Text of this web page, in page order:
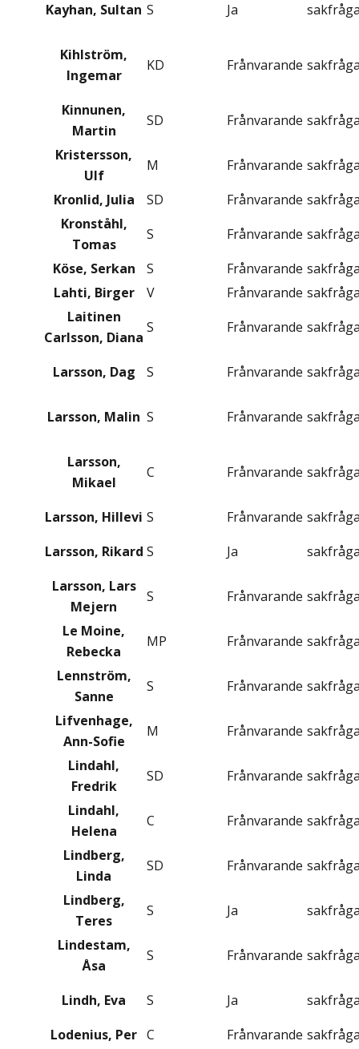
Kayhan, Sultan S Ja
Kihlström,
Ingemar
KD Frånvarande
Kinnunen,
Martin
SD Frånvarande
Kristersson,
Ulf
M Frånvarande
Kronlid, Julia
SD Frånvarande
Kronståhl,
Tomas
S Frånvarande
Köse, Serkan
S Frånvarande
Lahti, Birger
V Frånvarande
Laitinen
Carlsson, Diana
S Frånvarande
Larsson, Dag S Frånvarande
Larsson, Malin S Frånvarande
Larsson,
Mikael
C Frånvarande
Larsson, Hillevi S Frånvarande
Larsson, Rikard S Ja
Larsson, Lars
Mejern
S Frånvarande
Le Moine,
Rebecka
MP Frånvarande
Lennström,
Sanne
S Frånvarande
Lifvenhage,
Ann-Sofie
M Frånvarande
Lindahl,
Fredrik
SD Frånvarande
Lindahl,
Helena
C Frånvarande
Lindberg,
Linda
SD Frånvarande
Lindberg,
Teres
S Ja
Lindestam,
Åsa
S Frånvarande
Lindh, Eva S Ja
Lodenius, Per C Frånvarande